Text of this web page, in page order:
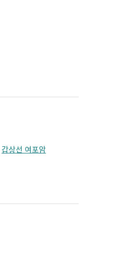
갑상선 여포암